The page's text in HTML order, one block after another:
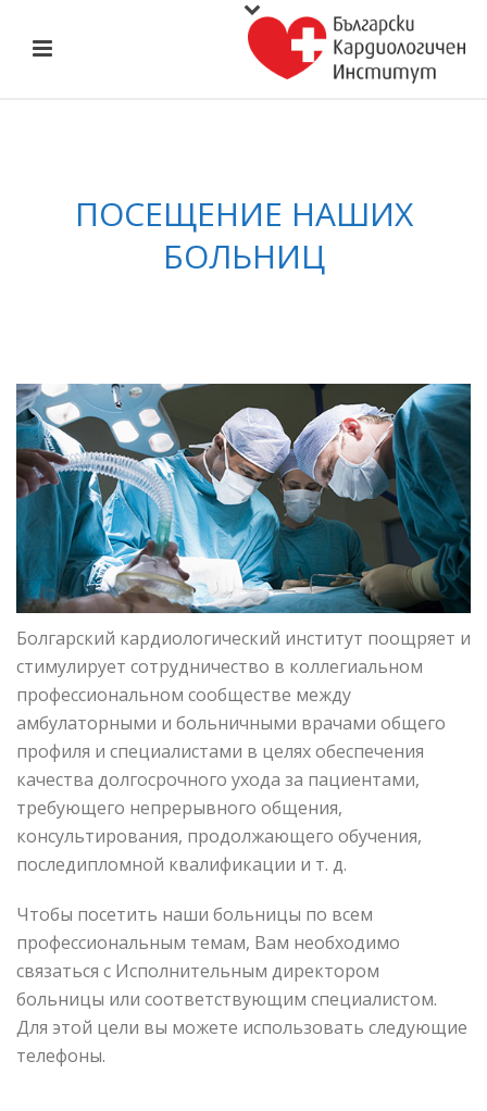
ПОСЕЩЕНИЕ НАШИХ
БОЛЬНИЦ
Болгарский кардиологический институт поощряет и
стимулирует сотрудничество в коллегиальном
профессиональном сообществе между
амбулаторными и больничными врачами общего
профиля и специалистами в целях обеспечения
качества долгосрочного ухода за пациентами,
требующего непрерывного общения,
консультирования, продолжающего обучения,
последипломной квалификации и т. д.
Чтобы посетить наши больницы по всем
профессиональным темам, Вам необходимо
связаться с Исполнительным директором
больницы или соответствующим специалистом.
Для этой цели вы можете использовать следующие
телефоны.